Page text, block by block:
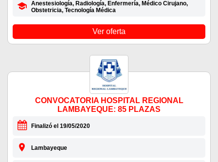
Anestesiología, Radiología, Enfermería, Médico Cirujano,
Obstetricia, Tecnología Médica
Ver oferta
CONVOCATORIA HOSPITAL REGIONAL
LAMBAYEQUE: 85 PLAZAS
Finalizó el 19/05/2020
Lambayeque